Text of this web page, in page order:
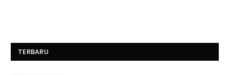
TERBARU